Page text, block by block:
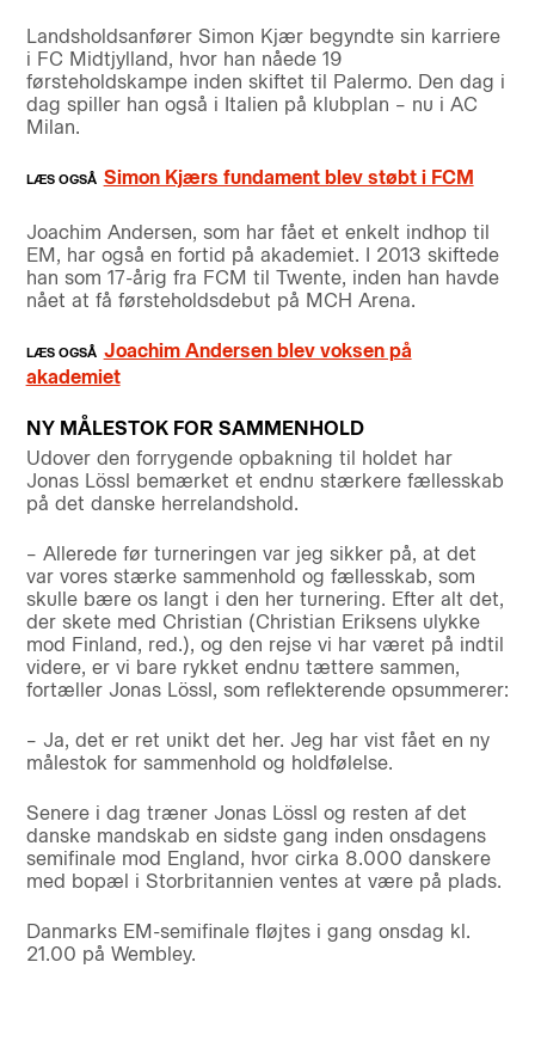
Landsholdsanfører Simon Kjær begyndte sin karriere
i FC Midtjylland, hvor han nåede 19
førsteholdskampe inden skiftet til Palermo. Den dag i
dag spiller han også i Italien på klubplan – nu i AC
Milan.
Simon Kjærs fundament blev støbt i FCM
Joachim Andersen, som har fået et enkelt indhop til
EM, har også en fortid på akademiet. I 2013 skiftede
han som 17-årig fra FCM til Twente, inden han havde
nået at få førsteholdsdebut på MCH Arena.
Joachim Andersen blev voksen på
akademiet
NY MÅLESTOK FOR SAMMENHOLD
Udover den forrygende opbakning til holdet har
Jonas Lössl bemærket et endnu stærkere fællesskab
på det danske herrelandshold.
– Allerede før turneringen var jeg sikker på, at det
var vores stærke sammenhold og fællesskab, som
skulle bære os langt i den her turnering. Efter alt det,
der skete med Christian (Christian Eriksens ulykke
mod Finland, red.), og den rejse vi har været på indtil
videre, er vi bare rykket endnu tættere sammen,
fortæller Jonas Lössl, som reflekterende opsummerer:
– Ja, det er ret unikt det her. Jeg har vist fået en ny
målestok for sammenhold og holdfølelse.
Senere i dag træner Jonas Lössl og resten af det
danske mandskab en sidste gang inden onsdagens
semifinale mod England, hvor cirka 8.000 danskere
med bopæl i Storbritannien ventes at være på plads.
Danmarks EM-semifinale fløjtes i gang onsdag kl.
21.00 på Wembley.